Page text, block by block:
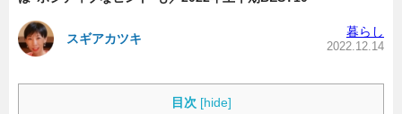
専門家インタビュー
スギアカツキ 暮らし
2022.12.14
目次 [hide]